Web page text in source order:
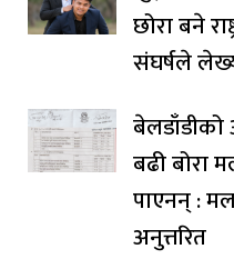
छोरा बने
संघर्षले
बढी बोरा
पाएनन् :
अनुत्तरित